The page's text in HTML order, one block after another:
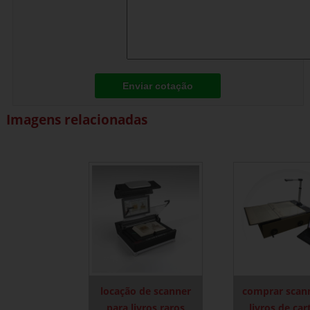
Enviar cotação
Imagens relacionadas
locação de scanner
para livros raros
comprar
livros de